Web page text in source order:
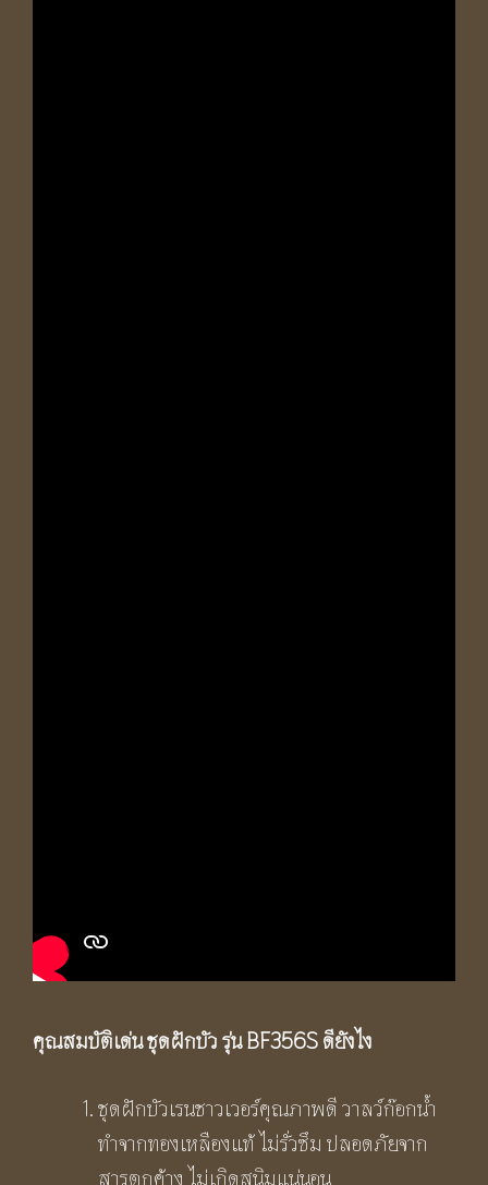
คุณสมบัติเด่น ชุดฝักบัว รุ่น BF356Sดียังไง
ชุดฝักบัวเรนชาวเวอร์คุณภาพดี วาลว์ก๊อกน้ำ
ทำจากทองเหลืองแท้ ไม่รั่วซึม ปลอดภัยจาก
สารตกค้าง ไม่เกิดสนิมแน่นอน